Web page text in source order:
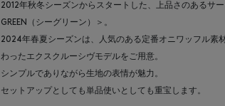
2012年秋冬シーズンからスタートした、上品さのあるサ
GREEN（シーグリーン）＞。
2024年春夏シーズンは、人気のある定番オニワッフル素
わったエクスクルーシヴモデルをご用意。
シンプルでありながら生地の表情が魅力。
セットアップとしても単品使いとしても重宝します。